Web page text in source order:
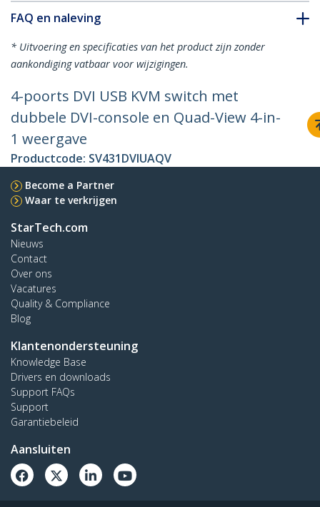
FAQ en naleving
* Uitvoering en specificaties van het product zijn zonder
aankondiging vatbaar voor wijzigingen.
4-poorts DVI USB KVM switch met
dubbele DVI-console en Quad-View 4-in-
1 weergave
Productcode: SV431DVIUAQV
Become a Partner
Waar te verkrijgen
StarTech.com
Nieuws
Contact
Over ons
Vacatures
Quality & Compliance
Blog
Klantenondersteuning
Knowledge Base
Drivers en downloads
Support FAQs
Support
Garantiebeleid
Aansluiten